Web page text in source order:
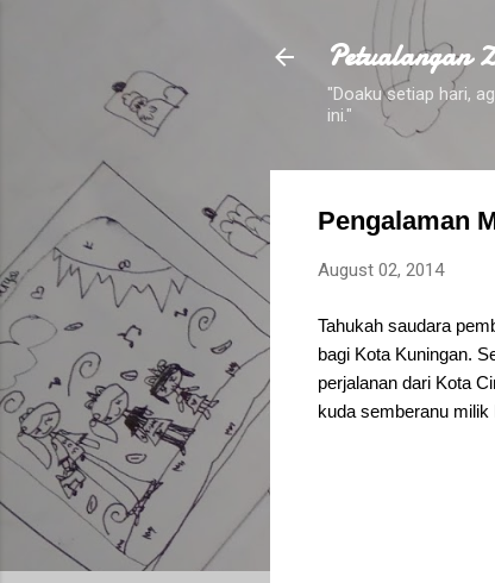
Petualangan
"Doaku setiap hari,
ini."
Pengalaman
August 02, 2014
Tahukah saudara
bagi Kota Kuningan.
perjalanan dari Kota
kuda semberanu milik